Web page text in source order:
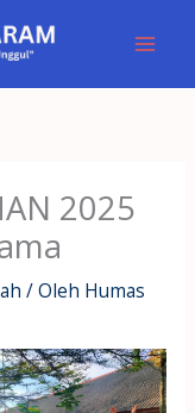
2025
/ Oleh Humas